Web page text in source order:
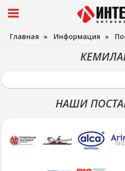
Главная » Информация »
НАШИ